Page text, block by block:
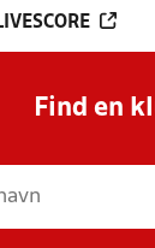
Find en